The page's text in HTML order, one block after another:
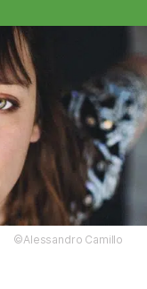
©Alessandro Camillo